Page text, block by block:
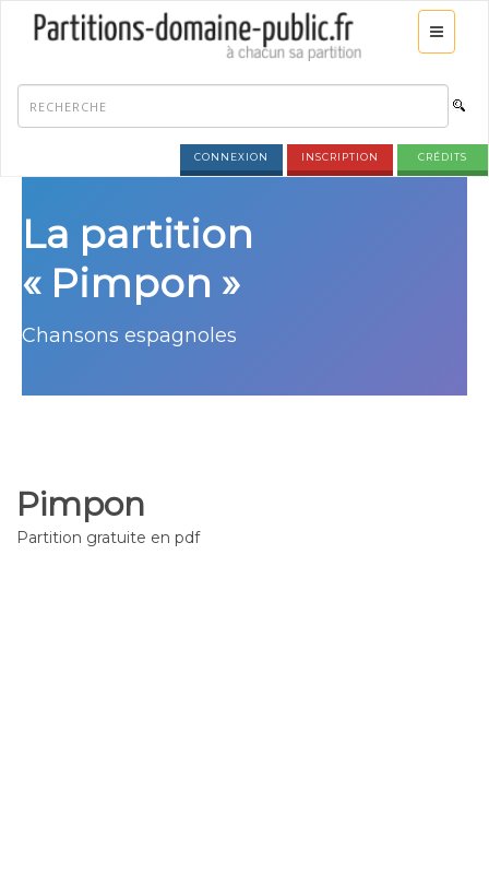
CONNEXION INSCRIPTION CRÉDITS
La partition
« Pimpon »
Chansons espagnoles
Pimpon
Partition gratuite en pdf